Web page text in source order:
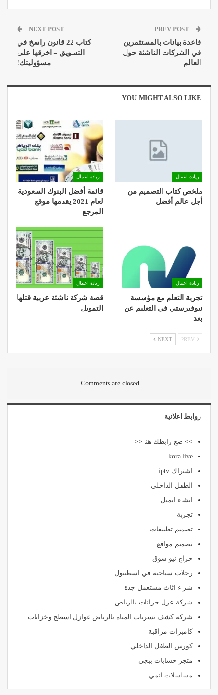
قاعدة بيانات بالمستثمرين
في الشركات الناشئة حول
العالم
NEXT POST
كتاب 22 قانون راسخ في
التسويق – اخرقها على
مسؤوليتك!
YOU MIGHT ALSO LIKE
ريادة اعمال
ملخص كتاب التصميم من
أجل عالم أفضل
ريادة اعمال
قائمة أفضل البنوك السعودية
لعام 2021 يقدمها موقع
المرجع
ريادة اعمال
تجربة التعلم مع مؤسسة
نيوفيرستي في التعليم عن
بعد
ريادة اعمال
قصة شركة ناشئة عربية قتلها
التمويل
NEXT
Comments are closed.
روابط اعلانية
>> ضع رابطك هنا <<
kora live
اشتراك iptv
الطفل الداخلي
انشاء ايميل
تجربة
تصميم تطبيقات
تصميم مواقع
حراج نيو سوق
رحلات سياحية في اسطنبول
شراء اثاث مستعمل جدة
شركة عزل خزانات بالرياض
شركة كشف تسربات المياه بالرياض عوازل اسطح وخزانات
كاميرات مراقبة
كورس الطفل الداخلي
متجر حسابات ببجي
مسلسلات انمي